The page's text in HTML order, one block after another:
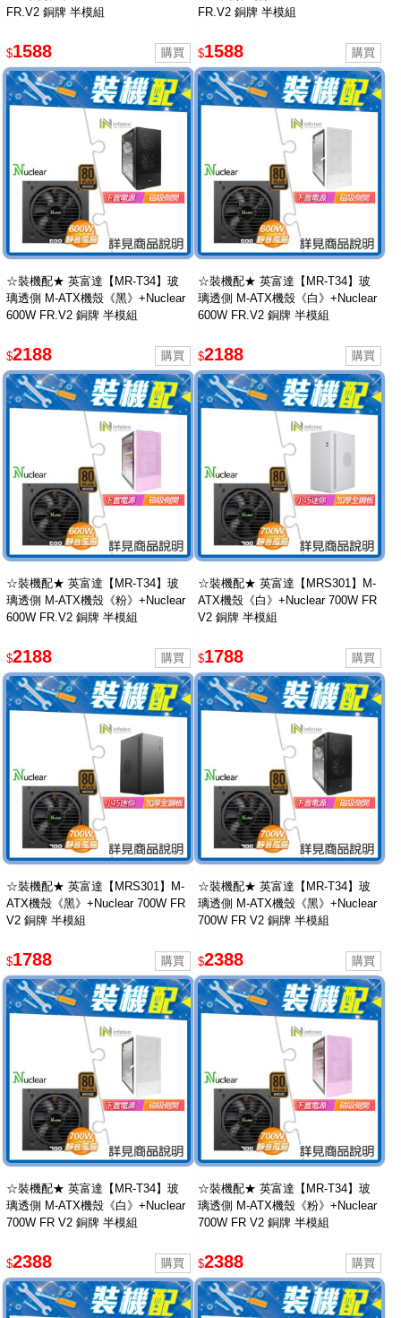
FR.V2 銅牌 半模組
$1588
FR.V2 銅牌 半模組
$1588
☆裝機配★ 英富達【MR-T34】玻
璃透側 M-ATX機殼《黑》+Nuclear
600W FR.V2 銅牌 半模組
$2188
☆裝機配★ 英富達【MR-T34】玻
璃透側 M-ATX機殼《白》+Nuclear
600W FR.V2 銅牌 半模組
$2188
☆裝機配★ 英富達【MR-T34】玻
璃透側 M-ATX機殼《粉》+Nuclear
600W FR.V2 銅牌 半模組
$2188
☆裝機配★ 英富達【MRS301】M-
ATX機殼《白》+Nuclear 700W FR
V2 銅牌 半模組
$1788
☆裝機配★ 英富達【MRS301】M-
ATX機殼《黑》+Nuclear 700W FR
V2 銅牌 半模組
$1788
☆裝機配★ 英富達【MR-T34】玻
璃透側 M-ATX機殼《黑》+Nuclear
700W FR V2 銅牌 半模組
$2388
☆裝機配★ 英富達【MR-T34】玻
璃透側 M-ATX機殼《白》+Nuclear
700W FR V2 銅牌 半模組
$2388
☆裝機配★ 英富達【MR-T34】玻
璃透側 M-ATX機殼《粉》+Nuclear
700W FR V2 銅牌 半模組
$2388